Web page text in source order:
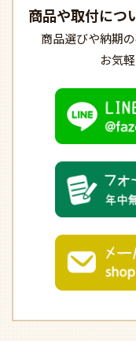
商品や取付につ
商品選びや納期の
お気